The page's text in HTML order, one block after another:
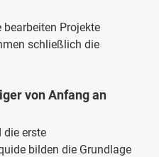
Projekte
schließlich die
von Anfang an
die erste
bilden die Grundlage